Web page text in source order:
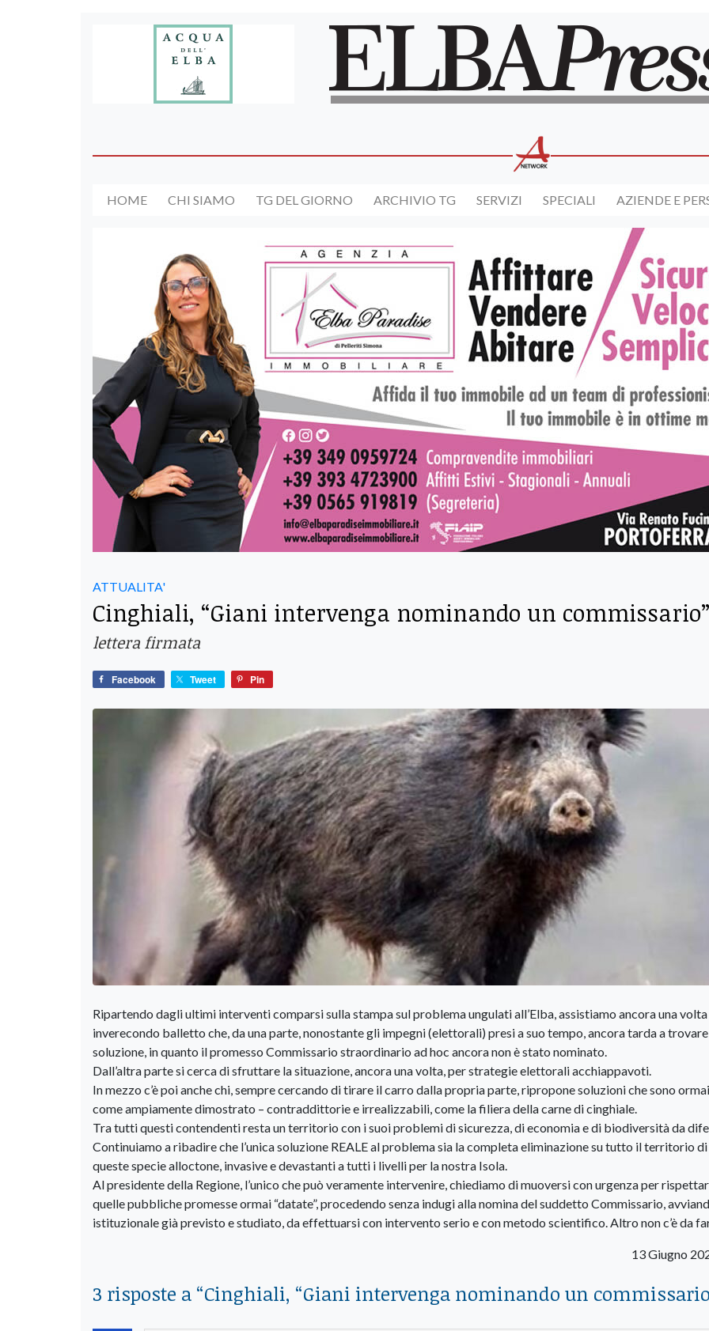
HOME CHI SIAMO TG DEL GIORNO ARCHIVIO TG SERVIZI SPECIALI AZIENDE E
ATTUALITA'
Cinghiali, “Giani intervenga nominando un commissario”
lettera firmata
Facebook Tweet Pin
Ripartendo dagli ultimi interventi comparsi sulla stampa sul problema ungulati all’Elba, assistiamo ancora una volta
inverecondo balletto che, da una parte, nonostante gli impegni (elettorali) presi a suo tempo, ancora tarda a trovare
soluzione, in quanto il promesso Commissario straordinario ad hoc ancora non è stato nominato.
Dall’altra parte si cerca di sfruttare la situazione, ancora una volta, per strategie elettorali acchiappavoti.
In mezzo c’è poi anche chi, sempre cercando di tirare il carro dalla propria parte, ripropone soluzioni che sono
come ampiamente dimostrato – contraddittorie e irrealizzabili, come la filiera della carne di cinghiale.
Tra tutti questi contendenti resta un territorio con i suoi problemi di sicurezza, di economia e di biodiversità da
Continuiamo a ribadire che l’unica soluzione REALE al problema sia la completa eliminazione su tutto il territorio di
queste specie alloctone, invasive e devastanti a tutti i livelli per la nostra Isola.
Al presidente della Regione, l’unico che può veramente intervenire, chiediamo di muoversi con urgenza per
quelle pubbliche promesse ormai “datate”, procedendo senza indugi alla nomina del suddetto Commissario,
istituzionale già previsto e studiato, da effettuarsi con intervento serio e con metodo scientifico. Altro non c’è da
13 Giugno
3 risposte a “Cinghiali, “Giani intervenga nominando un